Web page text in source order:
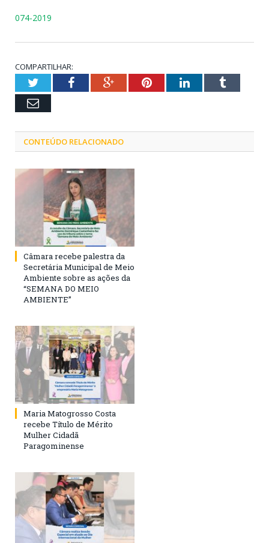
074-2019
COMPARTILHAR:
TwitterFacebookGoogle+PinterestLinkedInTumblr
Email
CONTEÚDO RELACIONADO
Câmara recebe palestra da
Secretária Municipal de Meio
Ambiente sobre as ações da
“SEMANA DO MEIO
AMBIENTE”
Maria Matogrosso Costa
recebe Título de Mérito
Mulher Cidadã
Paragominense